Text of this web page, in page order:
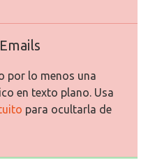
por lo menos una
en texto plano. Usa
para ocultarla de